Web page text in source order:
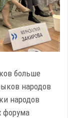
больше
народов
народов
форума